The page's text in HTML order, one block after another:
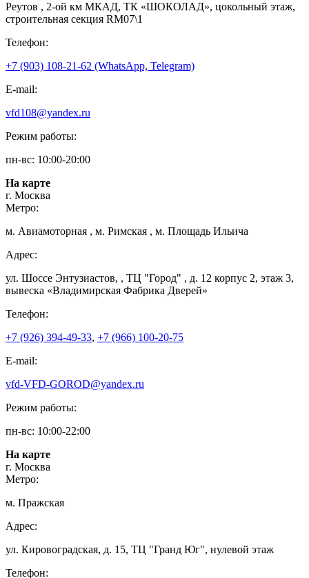
Реутов , 2-ой км МКАД, ТК «ШОКОЛАД», цокольный этаж,
строительная секция RM07\1
Телефон:
+7 (903) 108-21-62 (WhatsApp, Telegram)
E-mail:
vfd108@yandex.ru
Режим работы:
пн-вс: 10:00-20:00
На карте
г. Москва
Метро:
м. Авиамоторная , м. Римская , м. Площадь Ильича
Адрес:
ул. Шоссе Энтузиастов, , ТЦ "Город" , д. 12 корпус 2, этаж 3,
вывеска «Владимирская Фабрика Дверей»
Телефон:
+7 (926) 394-49-33, +7 (966) 100-20-75
E-mail:
vfd-VFD-GOROD@yandex.ru
Режим работы:
пн-вс: 10:00-22:00
На карте
г. Москва
Метро:
м. Пражская
Адрес:
ул. Кировоградская, д. 15, ТЦ "Гранд Юг", нулевой этаж
Телефон: